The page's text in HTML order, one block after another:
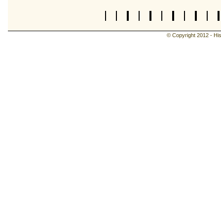
© Copyright 2012 -